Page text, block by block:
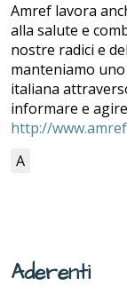
Amref lavora
alla salute e
nostre radici e
manteniamo
italiana
informare e
http://
A
Aderenti